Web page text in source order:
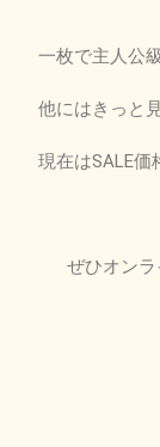
一枚で主人公
他にはきっと
現在はSALE価
ぜひオン